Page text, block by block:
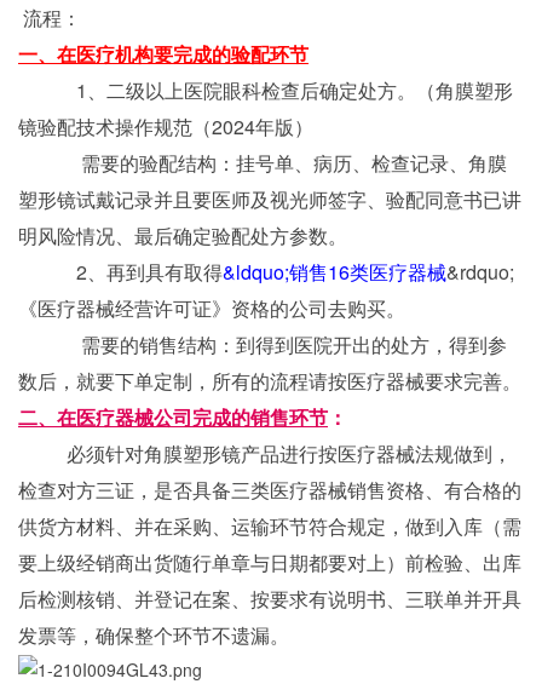
流程：
一、在医疗机构要完成的验配环节
1、二级以上医院眼科检查后确定处方。（角膜塑形
镜验配技术操作规范（2024年版）
需要的验配结构：挂号单、病历、检查记录、角膜
塑形镜试戴记录并且要医师及视光师签字、验配同意书已讲
明风险情况、最后确定验配处方参数。
2、再到具有取得&ldquo;销售16类医疗器械&rdquo;
《医疗器械经营许可证》资格的公司去购买。
需要的销售结构：到得到医院开出的处方，得到参
数后，就要下单定制，所有的流程请按医疗器械要求完善。
二、在医疗器械公司完成的销售环节 ：
必须针对角膜塑形镜产品进行按医疗器械法规做到，
检查对方三证，是否具备三类医疗器械销售资格、有合格的
供货方材料、并在采购、运输环节符合规定，做到入库（需
要上级经销商出货随行单章与日期都要对上）前检验、出库
后检测核销、并登记在案、按要求有说明书、三联单并开具
发票等，确保整个环节不遗漏。